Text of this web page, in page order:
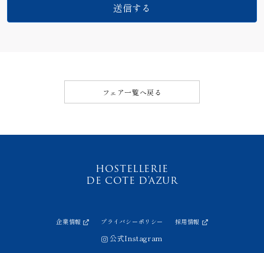
フェア一覧へ戻る
HOSTELLERIE
DE COTE D'AZUR
企業情報 プライバシーポリシー 採用情報
公式Instagram